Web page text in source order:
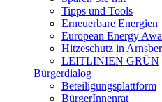
Tipps und Tools
Erneuerbare Energien
European Energy
Hitzeschutz in
LEITLINIEN GRÜN
Bürgerdialog
Beteiligungsplattform
BürgerInnenrat